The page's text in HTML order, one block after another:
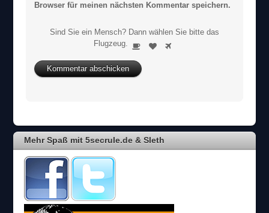
Browser für meinen nächsten Kommentar speichern.
Sind Sie ein Mensch? Dann wählen Sie bitte das
Flugzeug
n
d
i
n
Mehr Spaß mit 5secrule.de & Sleth